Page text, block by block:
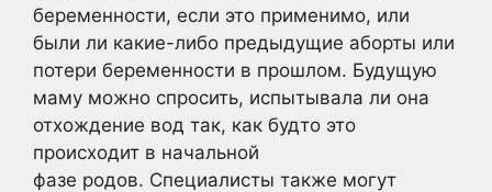
беременности, если это применимо, или
были ли какие-либо предыдущие аборты или
потери беременности в прошлом. Будущую
маму можно спросить, испытывала ли она
отхождение вод так, как будто это
происходит в начальной
фазе родов. Специалисты также могут